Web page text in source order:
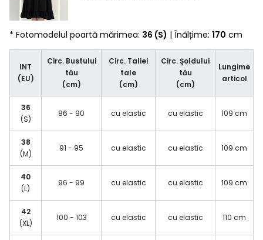
* Fotomodelul poartă mărimea: 36 (S) | Înălțime: 170 cm
INT
(EU)
Circ. Bustului
tău
(cm)
Circ. Taliei
tale
(cm)
Circ. Şoldului
tău
(cm)
Lungime
articol
36
(S)
86 - 90 cu elastic cu elastic 109 cm
38
(M)
91 - 95 cu elastic cu elastic 109 cm
40
(L)
96 - 99 cu elastic cu elastic 109 cm
42
(XL)
100 - 103 cu elastic cu elastic 110 cm